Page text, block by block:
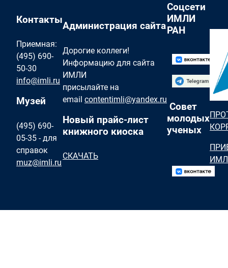
Контакты
Приемная:
(495) 690-
50-30
info@imli.ru
Музей
(495) 690-
05-35 - для
справок
muz@imli.ru
Администрация сайта
Дорогие коллеги!
Информацию для сайта
ИМЛИ
присылайте на
email contentimli@yandex.ru
Новый прайс-лист
книжного киоска
СКАЧАТЬ
Соцсети
ИМЛИ
РАН
Совет
молодых
ученых